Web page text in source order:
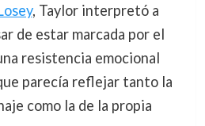
, Taylor interpretó a
de estar marcada por el
resistencia emocional
parecía reflejar tanto la
como la de la propia